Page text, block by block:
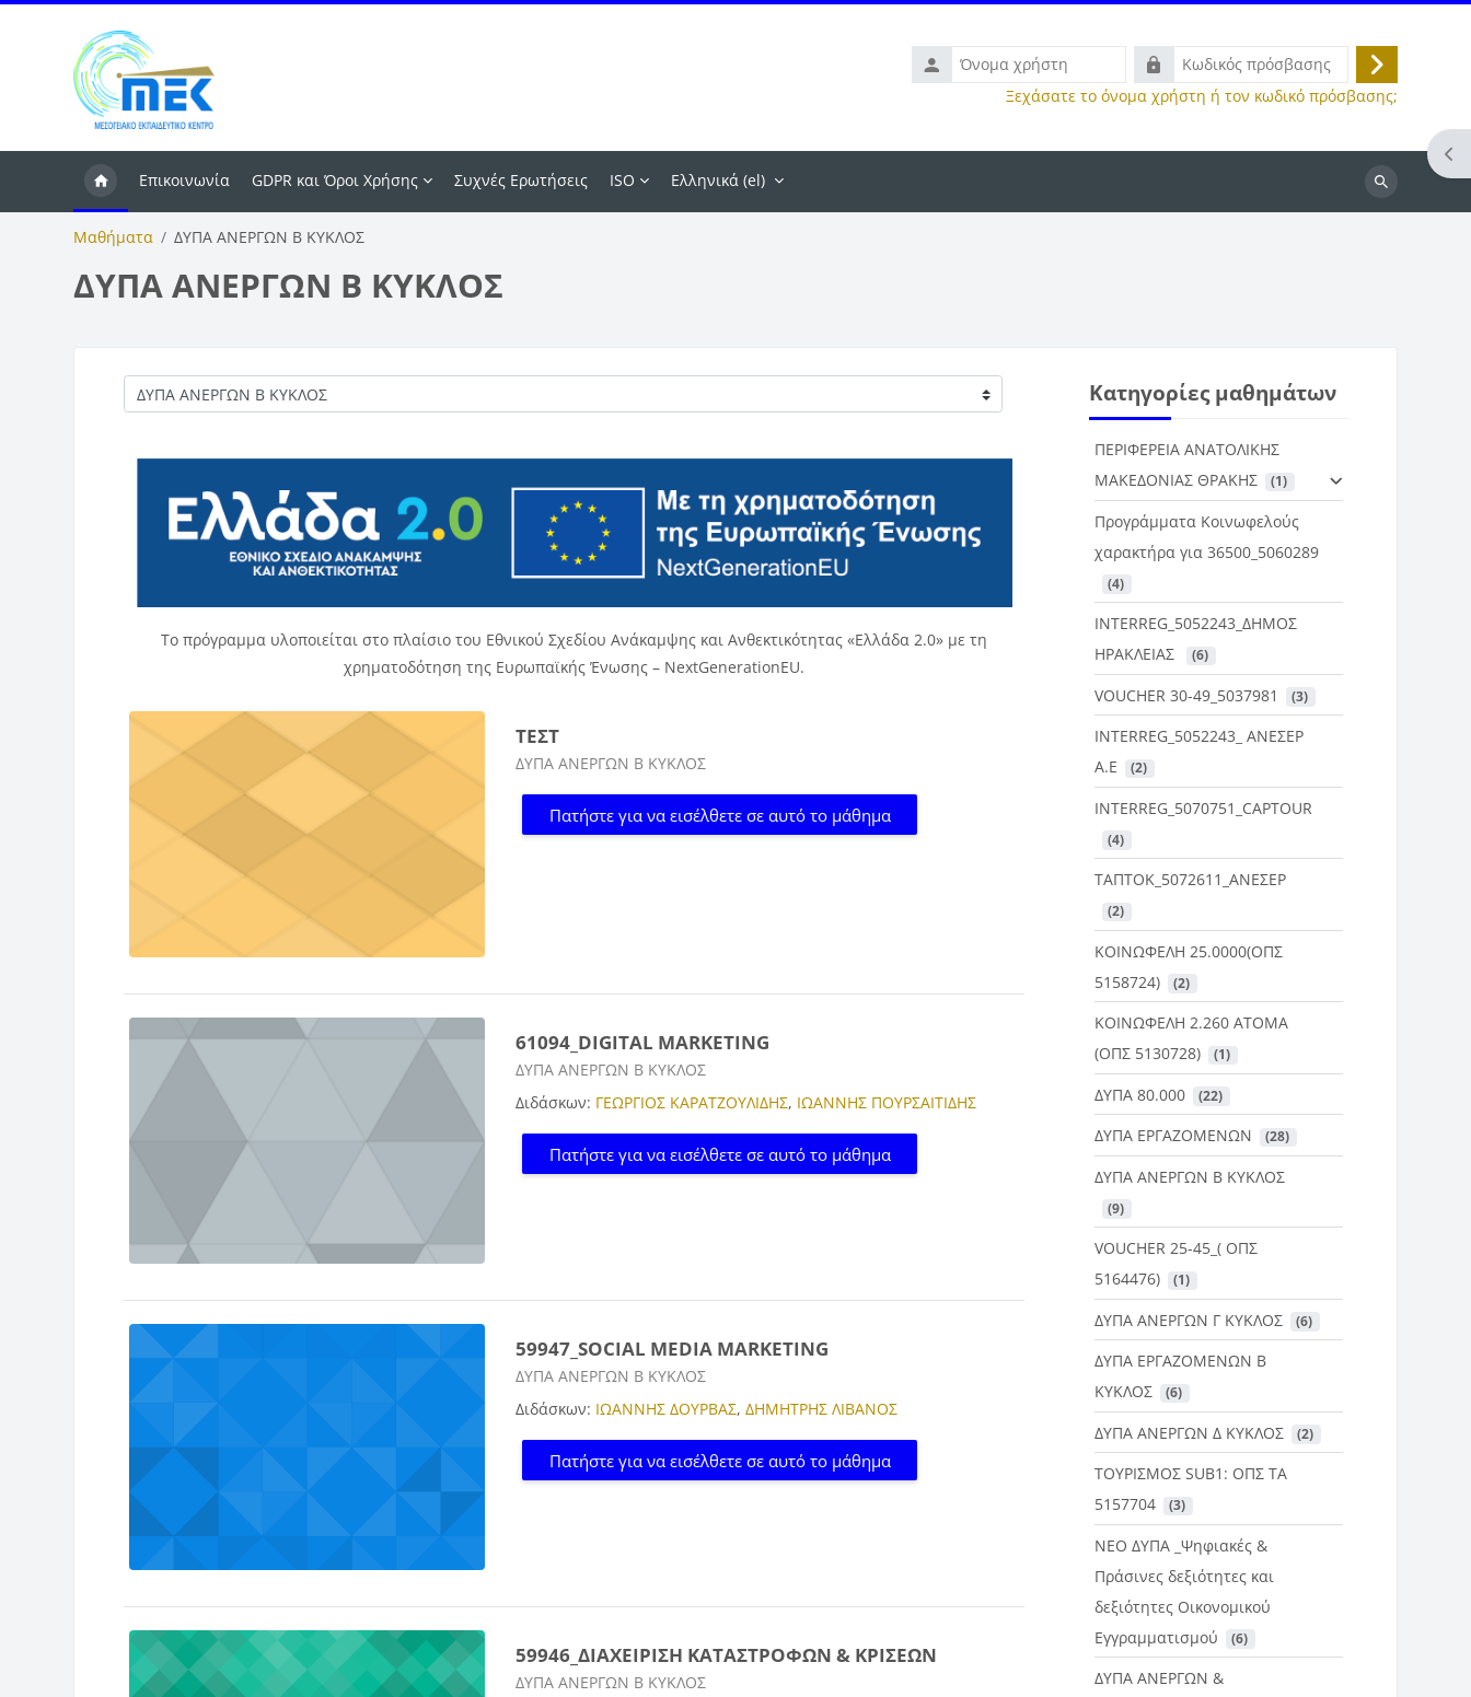
Όνομα
χρήστη
Κωδικός
πρόσβασης
Σύνδεση
Ξεχάσατε το όνομα χρήστη ή τον κωδικό πρόσβασης;
Επικοινωνία GDPR και Όροι Χρήσης Συχνές Ερωτήσεις ISO Ελληνικά ‎(el)‎
Αναζήτηση
Μαθήματα ΔΥΠΑ ΑΝΕΡΓΩΝ Β ΚΥΚΛΟΣ
ΔΥΠΑ ΑΝΕΡΓΩΝ Β ΚΥΚΛΟΣ
Κατηγορίες μαθημάτων
Το πρόγραμμα υλοποιείται στο πλαίσιο του Εθνικού Σχεδίου Ανάκαμψης και Ανθεκτικότητας «Ελλάδα 2.0» με τη
χρηματοδότηση της Ευρωπαϊκής Ένωσης – NextGenerationEU.
ΤΕΣΤ
Κατηγορία μαθήματος
ΔΥΠΑ ΑΝΕΡΓΩΝ Β ΚΥΚΛΟΣ
Πατήστε για να εισέλθετε σε αυτό το μάθημα
61094_DIGITAL MARKETING
Κατηγορία μαθήματος
ΔΥΠΑ ΑΝΕΡΓΩΝ Β ΚΥΚΛΟΣ
Διδάσκων: ΓΕΩΡΓΙΟΣ ΚΑΡΑΤΖΟΥΛΙΔΗΣ, ΙΩΑΝΝΗΣ ΠΟΥΡΣΑΙΤΙΔΗΣ
Πατήστε για να εισέλθετε σε αυτό το μάθημα
59947_SOCIAL MEDIA MARKETING
Κατηγορία μαθήματος
ΔΥΠΑ ΑΝΕΡΓΩΝ Β ΚΥΚΛΟΣ
Διδάσκων: ΙΩΑΝΝΗΣ ΔΟΥΡΒΑΣ,ΔΗΜΗΤΡΗΣ ΛΙΒΑΝΟΣ
Πατήστε για να εισέλθετε σε αυτό το μάθημα
59946_ΔΙΑΧΕΙΡΙΣΗ ΚΑΤΑΣΤΡΟΦΩΝ & ΚΡΙΣΕΩΝ
Κατηγορία μαθήματος
ΔΥΠΑ ΑΝΕΡΓΩΝ Β ΚΥΚΛΟΣ
Κατηγορίες μαθημάτων
ΠΕΡΙΦΕΡΕΙΑ ΑΝΑΤΟΛΙΚΗΣ
ΜΑΚΕΔΟΝΙΑΣ ΘΡΑΚΗΣ
(1)
Προγράμματα Κοινωφελούς
χαρακτήρα για 36500_5060289
(4)
INTERREG_5052243_ΔΗΜΟΣ
ΗΡΑΚΛΕΙΑΣ
(6)
VOUCHER 30-49_5037981 (3)
INTERREG_5052243_ ΑΝΕΣΕΡ
Α.Ε
(2)
INTERREG_5070751_CAPTOUR
(4)
ΤΑΠΤΟΚ_5072611_ΑΝΕΣΕΡ
(2)
ΚΟΙΝΩΦΕΛΗ 25.0000(ΟΠΣ
5158724)
(2)
ΚΟΙΝΩΦΕΛΗ 2.260 ΑΤΟΜΑ
(ΟΠΣ 5130728)
(1)
ΔΥΠΑ 80.000 (22)
ΔΥΠΑ ΕΡΓΑΖΟΜΕΝΩΝ (28)
ΔΥΠΑ ΑΝΕΡΓΩΝ Β ΚΥΚΛΟΣ
(9)
VOUCHER 25-45_( ΟΠΣ
5164476)
(1)
ΔΥΠΑ ΑΝΕΡΓΩΝ Γ ΚΥΚΛΟΣ (6)
ΔΥΠΑ ΕΡΓΑΖΟΜΕΝΩΝ Β
ΚΥΚΛΟΣ
(6)
ΔΥΠΑ ΑΝΕΡΓΩΝ Δ ΚΥΚΛΟΣ (2)
ΤΟΥΡΙΣΜΟΣ SUB1: ΟΠΣ ΤΑ
5157704
(3)
ΝΕΟ ΔΥΠΑ _Ψηφιακές &
Πράσινες δεξιότητες και
δεξιότητες Οικονομικού
Εγγραμματισμού
(6)
ΔΥΠΑ ΑΝΕΡΓΩΝ &